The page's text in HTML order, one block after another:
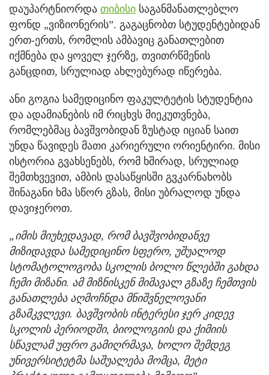
დაუპარტნიორდა თიბისი საგანმანათლებლო
ფონდ „ვიზიონერის”. გაგაცნობთ სტუდენტებიდან
ერთ-ერთს, რომლის ამბავიც განათლებით
იქმნება და ყოველ ჯერზე, თვითრწმენის
განცდით, სრულიად ახლებურად იწერება.
ანი გოგია სამედიცინო ფაკულტეტის სტუდენტია
და ადამიანების იმ რიცხვს მიეკუთვნება,
რომლებმაც ბავშვობიდან ზუსტად იციან საით
უნდა წავიდეს მათი კარიერული ორიენტირი. მისი
ისტორია გვახსენებს, რომ ხშირად, სრულიად
შემთხვევით, ამბის დასაწყისში გვკარნახობს
შინაგანი ხმა სწორ გზას, მისი უბრალოდ უნდა
დავიჯეროთ.
„იმის მიუხედავად, რომ ბავშვობიდანვე
მიზიდავდა სამედიცინო სფერო, უშუალოდ
სტომატოლოგობა სკოლის ბოლო წლებში გახდა
ჩემი მიზანი. ამ მიზნისკენ მიმავალ გზაზე ჩემთვის
განათლება აღმოჩნდა მნიშვნელოვანი
გზამკვლევი. ბავშვობის ინტერესი ჯერ კიდევ
სკოლის პერიოდში, ბიოლოგიის და ქიმიის
სწავლამ უფრო გამიღრმავა, ხოლო შემდეგ
უნივერსიტეტმა საშუალება მომცა, მეტი